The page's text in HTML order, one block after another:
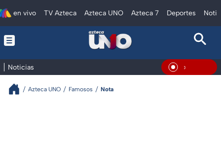
en vivo TV Azteca Azteca UNO Azteca 7 Deportes
Noticias En Vivo
Azteca UNO Famosos Nota